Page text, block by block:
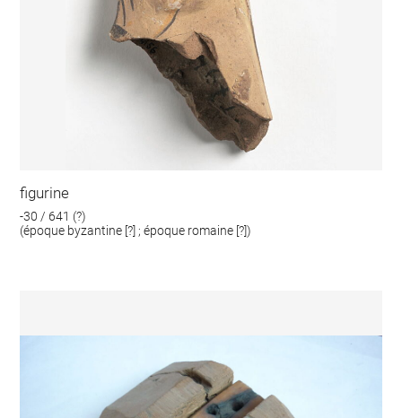
figurine
-30 / 641 (?)
(époque byzantine [?] ; époque romaine [?])